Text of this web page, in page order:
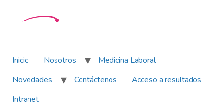
Inicio Nosotros
Medicina Laboral
Novedades
Contáctenos
Acceso a resultados
Intranet